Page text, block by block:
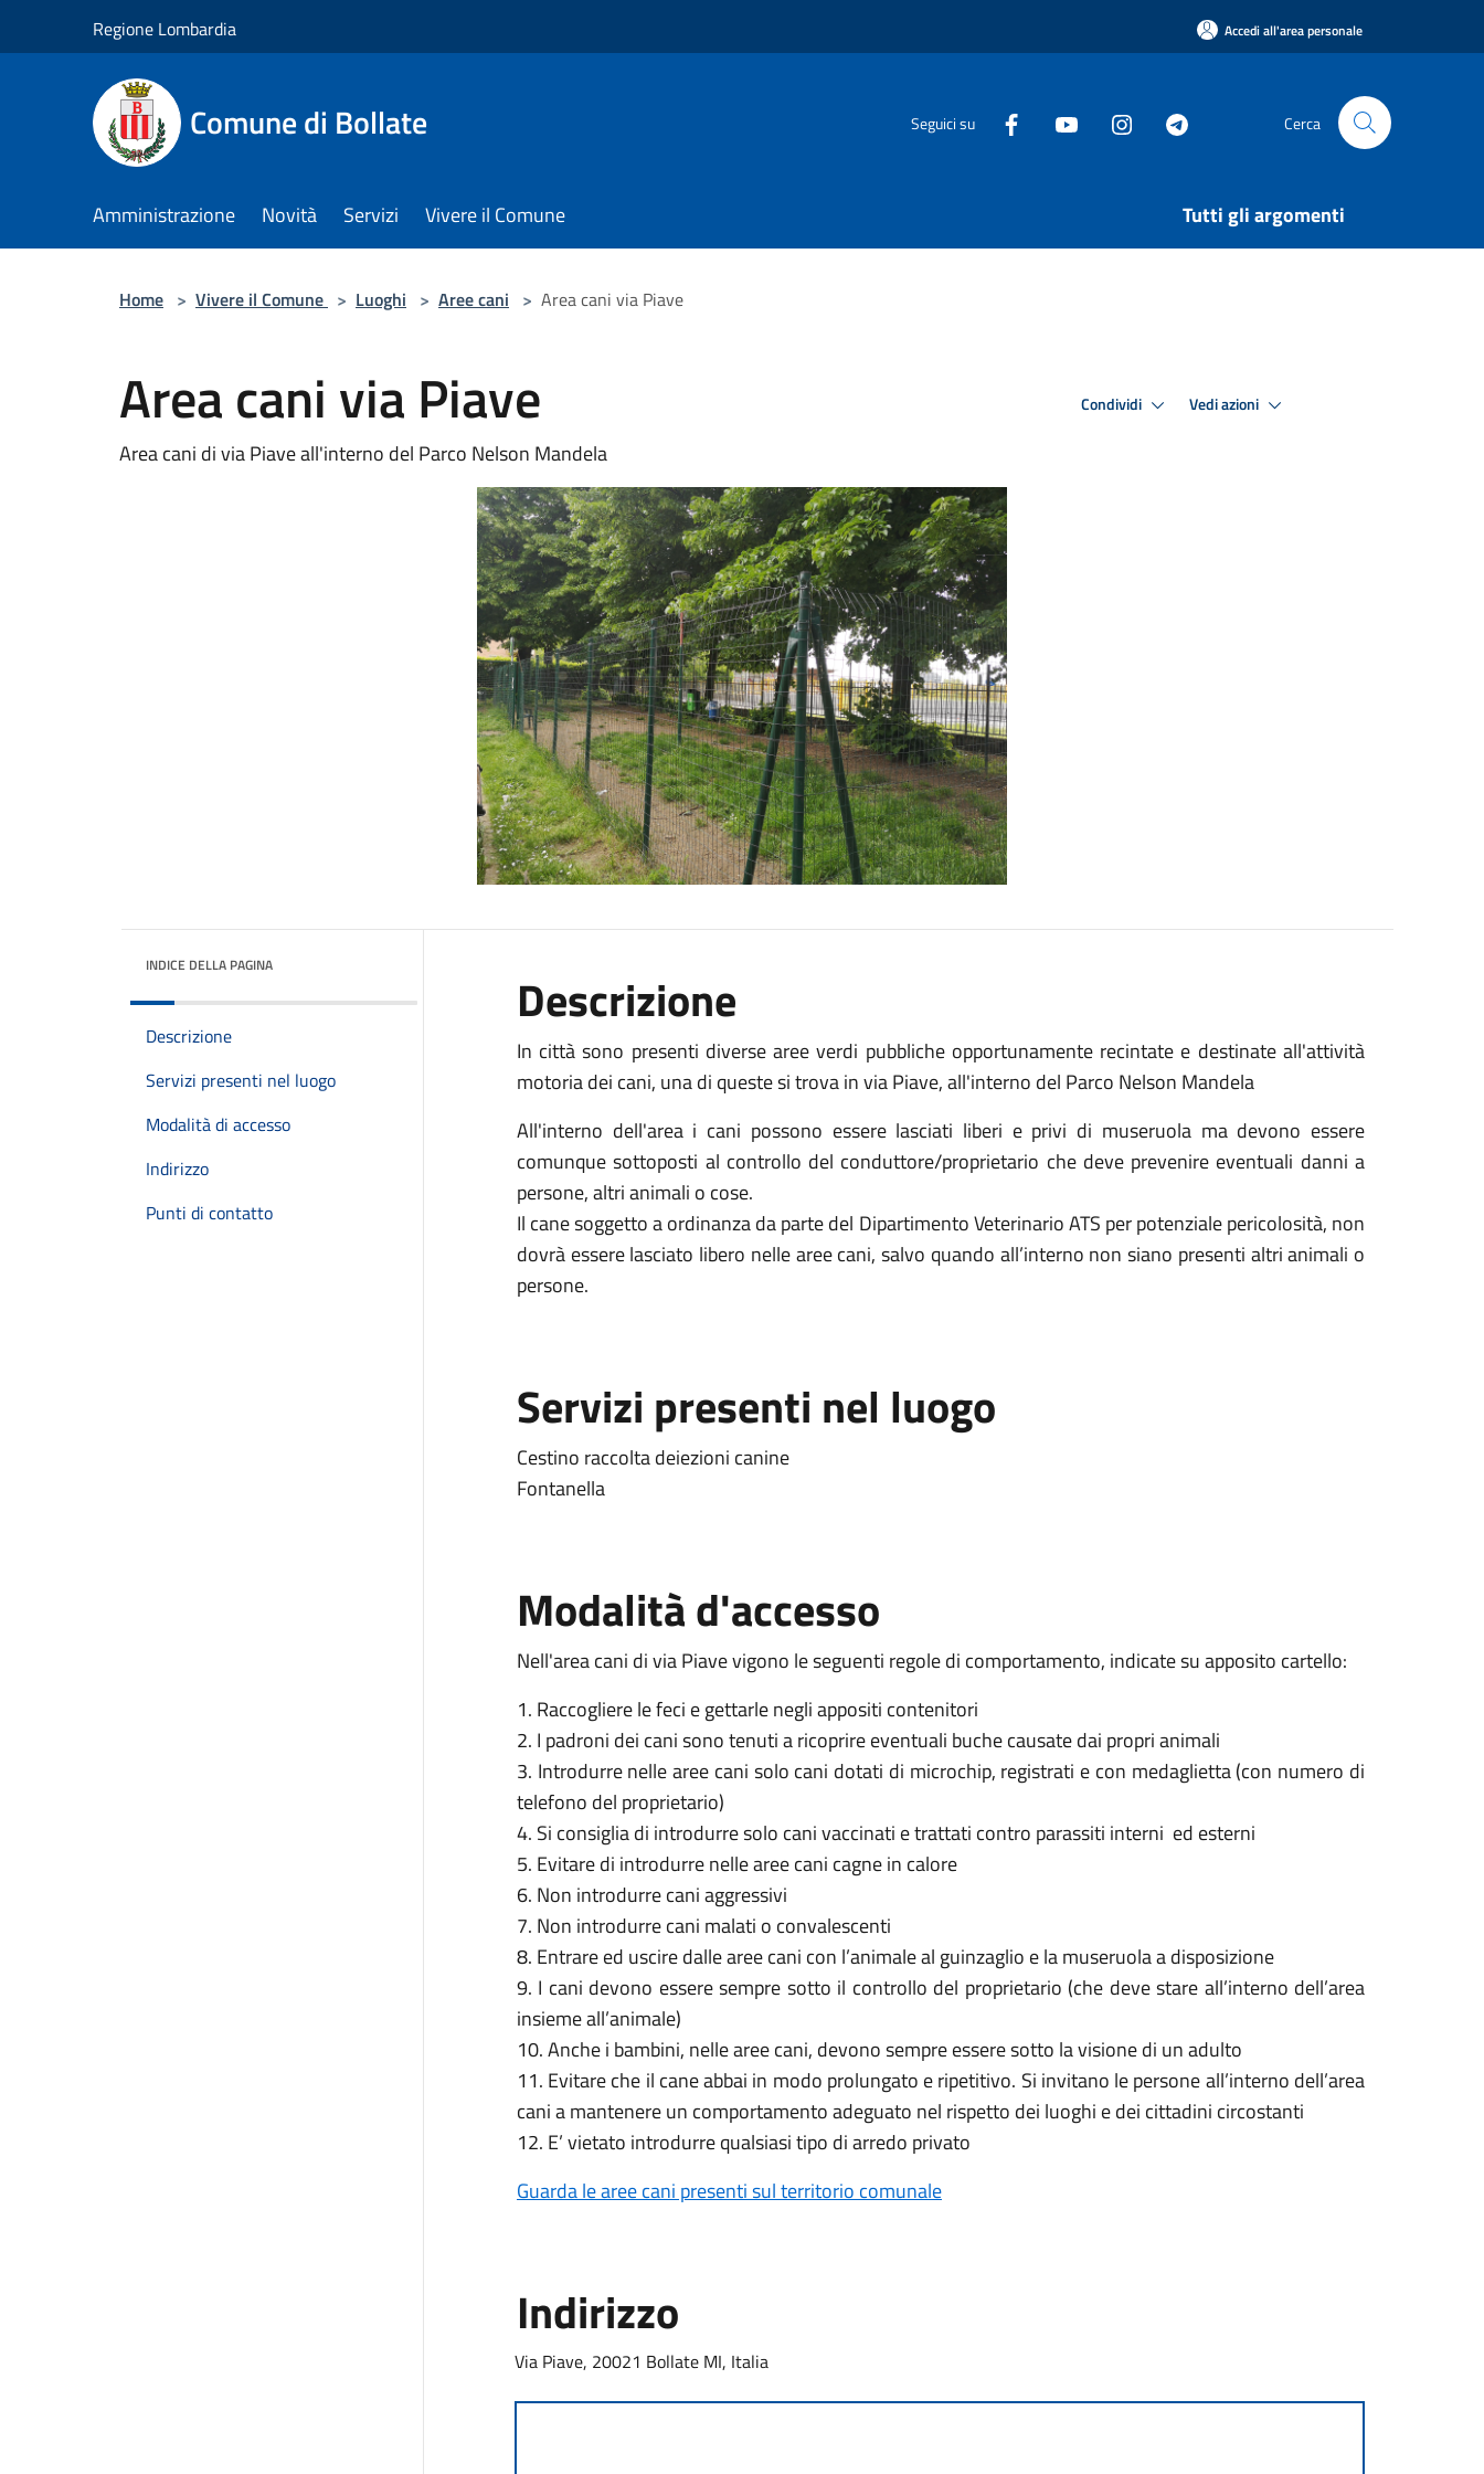
Regione Lombardia Accedi all'area personale
Comune di Bollate Seguici su Cerca
Amministrazione Novità Servizi Vivere il Comune Tutti gli argomenti
Home > Vivere il Comune > Luoghi > Aree cani > Area cani via Piave
Area cani via Piave
Area cani di via Piave all'interno del Parco Nelson Mandela
Condividi Vedi azioni
INDICE DELLA PAGINA
Descrizione
Servizi presenti nel luogo
Modalità di accesso
Indirizzo
Punti di contatto
Descrizione
In città sono presenti diverse aree verdi pubbliche opportunamente recintate e destinate all'attività
motoria dei cani, una di queste si trova in via Piave, all'interno del Parco Nelson Mandela
All'interno dell'area i cani possono essere lasciati liberi e privi di museruola ma devono essere
comunque sottoposti al controllo del conduttore/proprietario che deve prevenire eventuali danni a
persone, altri animali o cose.
Il cane soggetto a ordinanza da parte del Dipartimento Veterinario ATS per potenziale pericolosità, non
dovrà essere lasciato libero nelle aree cani, salvo quando all’interno non siano presenti altri animali o
persone.
Servizi presenti nel luogo
Cestino raccolta deiezioni canine
Fontanella
Modalità d'accesso
Nell'area cani di via Piave vigono le seguenti regole di comportamento, indicate su apposito cartello:
1. Raccogliere le feci e gettarle negli appositi contenitori
2. I padroni dei cani sono tenuti a ricoprire eventuali buche causate dai propri animali
3. Introdurre nelle aree cani solo cani dotati di microchip, registrati e con medaglietta (con numero di
telefono del proprietario)
4. Si consiglia di introdurre solo cani vaccinati e trattati contro parassiti interni ed esterni
5. Evitare di introdurre nelle aree cani cagne in calore
6. Non introdurre cani aggressivi
7. Non introdurre cani malati o convalescenti
8. Entrare ed uscire dalle aree cani con l’animale al guinzaglio e la museruola a disposizione
9. I cani devono essere sempre sotto il controllo del proprietario (che deve stare all’interno dell’area
insieme all’animale)
10. Anche i bambini, nelle aree cani, devono sempre essere sotto la visione di un adulto
11. Evitare che il cane abbai in modo prolungato e ripetitivo. Si invitano le persone all’interno dell’area
cani a mantenere un comportamento adeguato nel rispetto dei luoghi e dei cittadini circostanti
12. E’ vietato introdurre qualsiasi tipo di arredo privato
Guarda le aree cani presenti sul territorio comunale
Indirizzo
Via Piave, 20021 Bollate MI, Italia